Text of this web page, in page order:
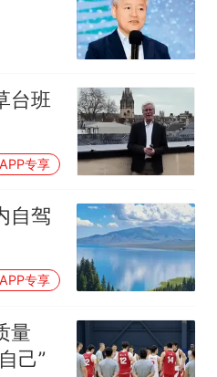
台班
APP专享
自驾
APP专享
量
己”